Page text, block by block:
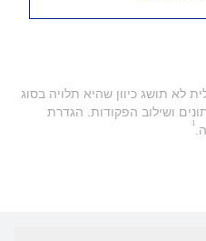
לא תושג כיוון שהיא תלויה בסוג
ושילוב הפקודות. הגדרת
1